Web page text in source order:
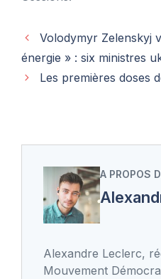
Volodymyr Zelenskyj
énergie » : six ministres
Les premières doses
A PROPOS
Alexandre Leclerc,
Mouvement